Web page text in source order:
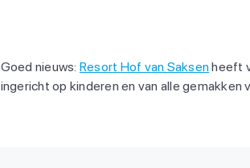
Goed nieuws: Resort Hof van Saksenheeft
ingericht op kinderen en van alle gemakken